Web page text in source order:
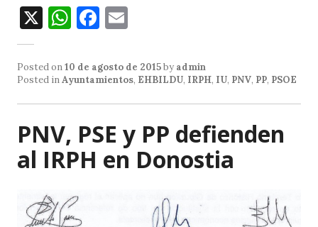
X W
at
s
A
p
p
F
c
e
b
o
o
k
ai
l
Posted on10 de agosto de 2015by admin
Posted inAyuntamientos, EHBILDU, IRPH, IU, PNV, PP, PSOE
PNV, PSE y PP defienden
al IRPH en Donostia